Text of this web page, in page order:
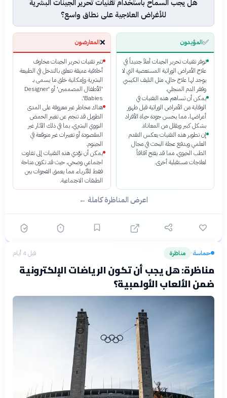
هل يجب السماح باستخدام تقنيات تحرير الجينات البشرية
للأغراض العلاجية على نطاق واسع؟
✅المؤيدون
توفر تقنيات تحرير الجينات أملاً جديداً في
علاج الأمراض الوراثية المستعصية التي لا
يوجد لها علاج حالي، مثل التليف الكيسي
وفقر الدم المنجلي.
يمكن أن تساهم هذه التقنيات في
الوقاية من الأمراض الوراثية قبل ظهور
أعراضها، مما يحسن جودة حياة الأفراد
بشكل كبير ويقلل من المعاناة.
إن تطوير هذه التقنيات يعكس التقدم
العلمي ويدفع عجلة البحث في مجال
الطب الحيوي، مما قد يفتح آفاقاً
لعلاجات مستقبلية أخرى.
❌المعارضون
تثير تقنيات تحرير الجينات مخاوف
أخلاقية عميقة تتعلق بالتدخل في الطبيعة
البشرية وإمكانية خلق ما يسمى بـ
'الأطفال المصممين' أو 'Designer
Babies'.
هناك مخاطر غير معروفة على المدى
الطويل قد تنجم عن تغيير الحمض
النووي البشري، بما في ذلك الآثار غير
المقصودة أو تغييرات غير متوقعة في
الجينوم.
يمكن أن تؤدي هذه التقنيات إلى تفاوت
اجتماعي وصحي، حيث قد تكون متاحة
فقط للأثرياء، مما يعمق الفجوات بين
الطبقات الاجتماعية.
اعرض المناظرة كاملة ←
حماسة› مناظرة قبل 4 أيام
مناظرة: هل يجب أن تكون الرياضات الإلكترونية
ضمن الألعاب الأولمبية؟